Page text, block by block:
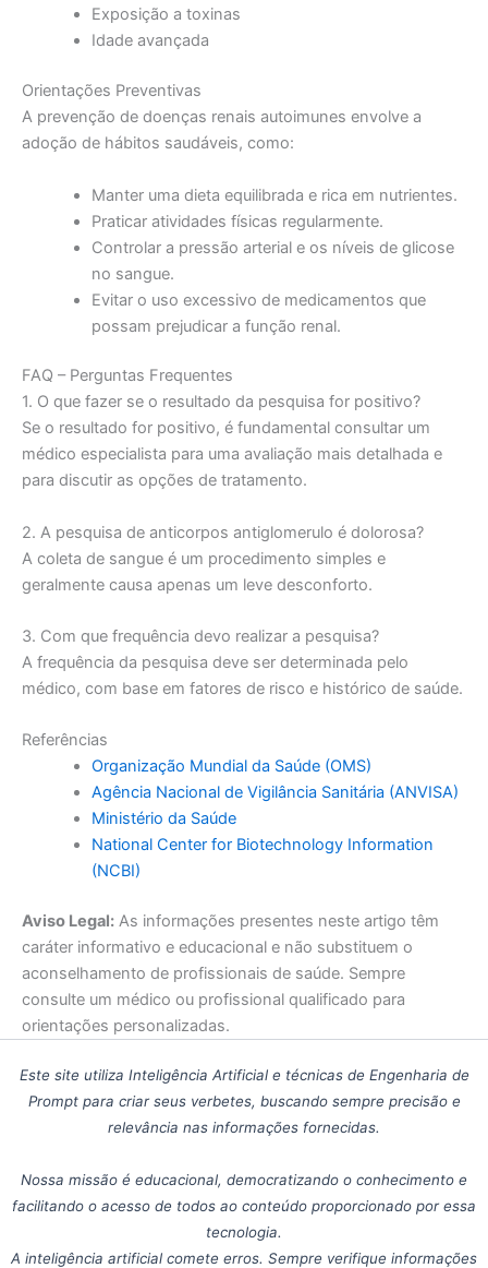
Exposição a toxinas
Idade avançada
Orientações Preventivas
A prevenção de doenças renais autoimunes envolve a
adoção de hábitos saudáveis, como:
Manter uma dieta equilibrada e rica em nutrientes.
Praticar atividades físicas regularmente.
Controlar a pressão arterial e os níveis de glicose
no sangue.
Evitar o uso excessivo de medicamentos que
possam prejudicar a função renal.
FAQ – Perguntas Frequentes
1. O que fazer se o resultado da pesquisa for positivo?
Se o resultado for positivo, é fundamental consultar um
médico especialista para uma avaliação mais detalhada e
para discutir as opções de tratamento.
2. A pesquisa de anticorpos antiglomerulo é dolorosa?
A coleta de sangue é um procedimento simples e
geralmente causa apenas um leve desconforto.
3. Com que frequência devo realizar a pesquisa?
A frequência da pesquisa deve ser determinada pelo
médico, com base em fatores de risco e histórico de saúde.
Referências
Organização Mundial da Saúde (OMS)
Agência Nacional de Vigilância Sanitária (ANVISA)
Ministério da Saúde
National Center for Biotechnology Information
(NCBI)
Aviso Legal: As informações presentes neste artigo têm
caráter informativo e educacional e não substituem o
aconselhamento de profissionais de saúde. Sempre
consulte um médico ou profissional qualificado para
orientações personalizadas.
Este site utiliza Inteligência Artificial e técnicas de Engenharia de
Prompt para criar seus verbetes, buscando sempre precisão e
relevância nas informações fornecidas.
Nossa missão é educacional, democratizando o conhecimento e
facilitando o acesso de todos ao conteúdo proporcionado por essa
tecnologia.
A inteligência artificial comete erros. Sempre verifique informações